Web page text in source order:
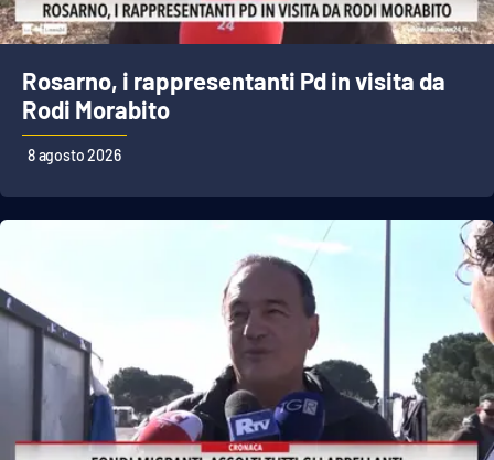
Cultura
Economia e Lavoro
Politica
RUBRICHE
Good Morning Vietnam
Rosarno, i rappresentanti Pd in visita da
Rodi Morabito
8 agosto 2026